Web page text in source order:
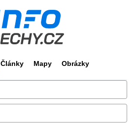
Články Mapy Obrázky